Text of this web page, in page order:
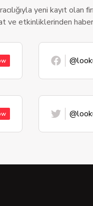
yeni kayıt olan
ve etkinliklerinden